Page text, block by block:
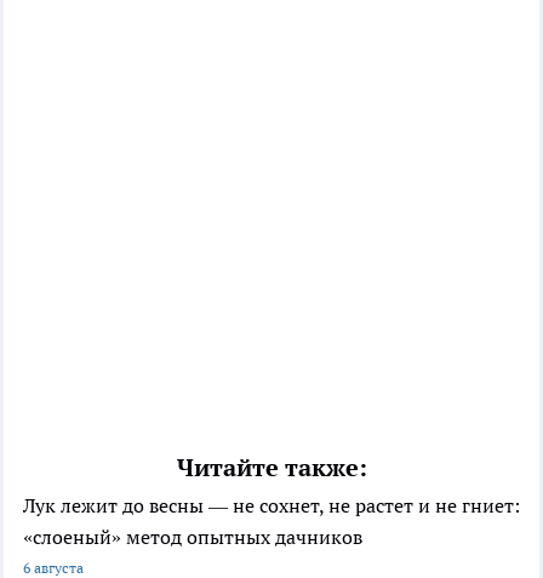
Читайте также:
Лук лежит до весны — не сохнет, не растет и не гниет:
«слоеный» метод опытных дачников
6 августа